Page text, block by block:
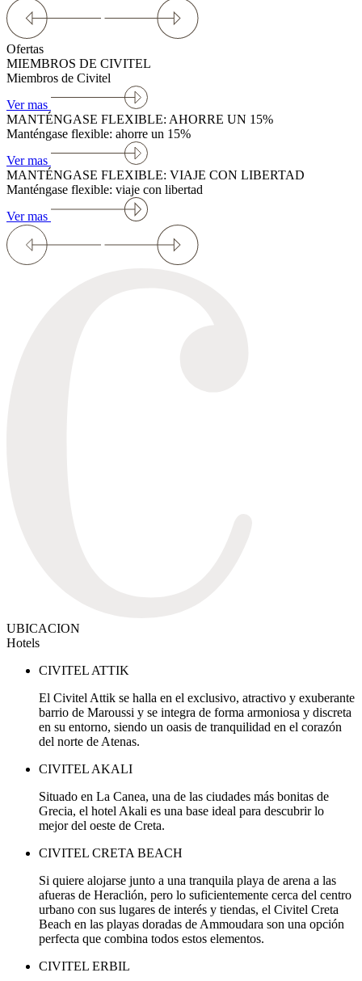
Ofertas
MIEMBROS DE CIVITEL
Miembros de Civitel
Ver mas
MANTÉNGASE FLEXIBLE: AHORRE UN 15%
Manténgase flexible: ahorre un 15%
Ver mas
MANTÉNGASE FLEXIBLE: VIAJE CON LIBERTAD
Manténgase flexible: viaje con libertad
Ver mas
UBICACION
Hotels
CIVITEL ATTIK
El Civitel Attik se halla en el exclusivo, atractivo y exuberante
barrio de Maroussi y se integra de forma armoniosa y discreta
en su entorno, siendo un oasis de tranquilidad en el corazón
del norte de Atenas.
CIVITEL AKALI
Situado en La Canea, una de las ciudades más bonitas de
Grecia, el hotel Akali es una base ideal para descubrir lo
mejor del oeste de Creta.
CIVITEL CRETA BEACH
Si quiere alojarse junto a una tranquila playa de arena a las
afueras de Heraclión, pero lo suficientemente cerca del centro
urbano con sus lugares de interés y tiendas, el Civitel Creta
Beach en las playas doradas de Ammoudara son una opción
perfecta que combina todos estos elementos.
CIVITEL ERBIL